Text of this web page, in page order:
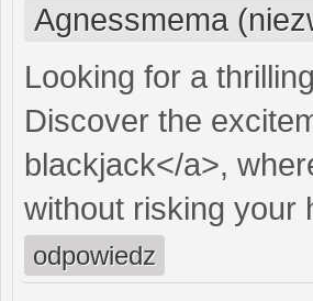
Agnessmema
Looking for a
Discover the
blackjack</a>,
without risking your
odpowiedz